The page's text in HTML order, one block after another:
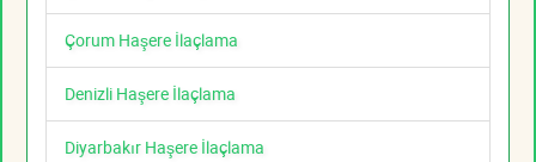
Çorum Haşere İlaçlama
Denizli Haşere İlaçlama
Diyarbakır Haşere İlaçlama